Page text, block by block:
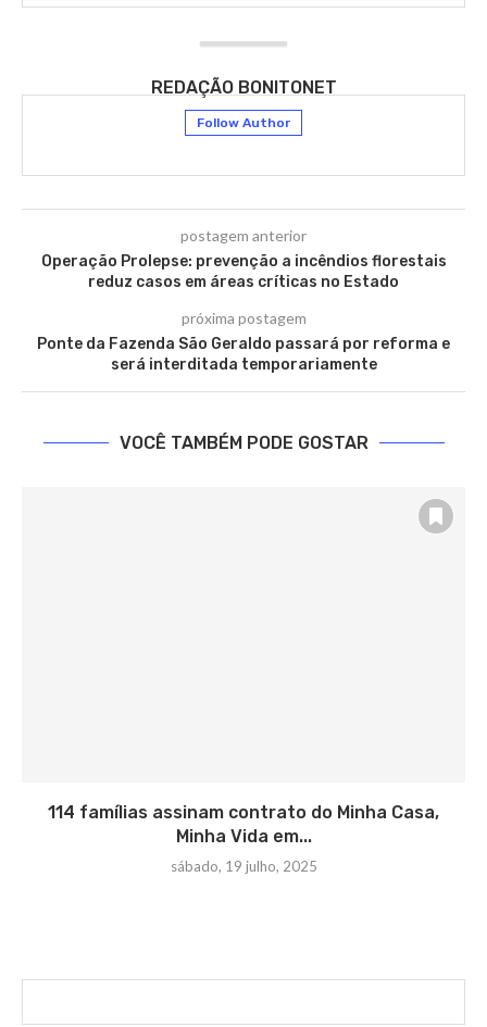
REDAÇÃO BONITONET
Follow Author
postagem anterior
Operação Prolepse: prevenção a incêndios florestais
reduz casos em áreas críticas no Estado
próxima postagem
Ponte da Fazenda São Geraldo passará por reforma e
será interditada temporariamente
VOCÊ TAMBÉM PODE GOSTAR
114 famílias assinam contrato do Minha Casa,
Minha Vida em...
sábado, 19 julho, 2025